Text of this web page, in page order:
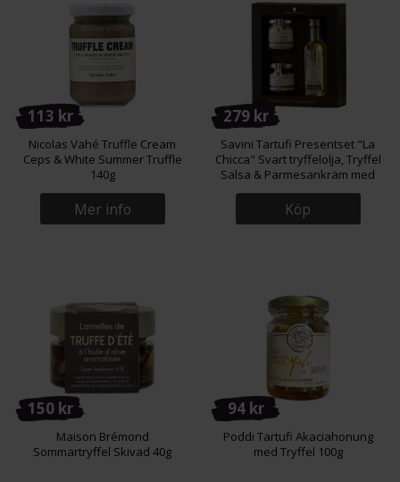
113 kr
Nicolas Vahé Truffle Cream
Ceps & White Summer Truffle
140g
Mer info
279 kr
Savini Tartufi Presentset "La
Chicca" Svart tryffelolja, Tryffel
Salsa & Parmesankräm med
Tryffel
Köp
150 kr
Maison Brémond
Sommartryffel Skivad 40g
94 kr
Poddi Tartufi Akaciahonung
med Tryffel 100g